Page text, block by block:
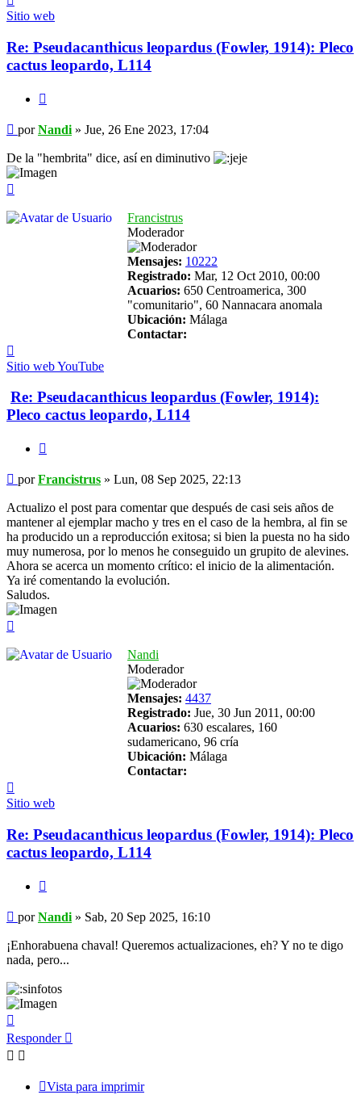
Nandi
Sitio web
Re: Pseudacanthicus leopardus (Fowler, 1914): Pleco
cactus leopardo, L114
Mensaje
porNandi » Jue, 26 Ene 2023, 17:04
De la "hembrita" dice, así en diminutivo
Francistrus
Moderador
Mensajes: 10222
Registrado: Mar, 12 Oct 2010, 00:00
Acuarios: 650 Centroamerica, 300
"comunitario", 60 Nannacara anomala
Ubicación: Málaga
Contactar:
Francistrus
Sitio webYouTube
Re: Pseudacanthicus leopardus (Fowler, 1914):
Pleco cactus leopardo, L114
Mensaje
porFrancistrus » Lun, 08 Sep 2025, 22:13
Actualizo el post para comentar que después de casi seis años de
mantener al ejemplar macho y tres en el caso de la hembra, al fin se
ha producido un a reproducción exitosa; si bien la puesta no ha sido
muy numerosa, por lo menos he conseguido un grupito de alevines.
Ahora se acerca un momento crítico: el inicio de la alimentación.
Ya iré comentando la evolución.
Saludos.
Nandi
Moderador
Mensajes: 4437
Registrado: Jue, 30 Jun 2011, 00:00
Acuarios: 630 escalares, 160
sudamericano, 96 cría
Ubicación: Málaga
Contactar:
Nandi
Sitio web
Re: Pseudacanthicus leopardus (Fowler, 1914): Pleco
cactus leopardo, L114
Mensaje
porNandi » Sab, 20 Sep 2025, 16:10
¡Enhorabuena chaval! Queremos actualizaciones, eh? Y no te digo
nada, pero...
Responder
Vista para imprimir